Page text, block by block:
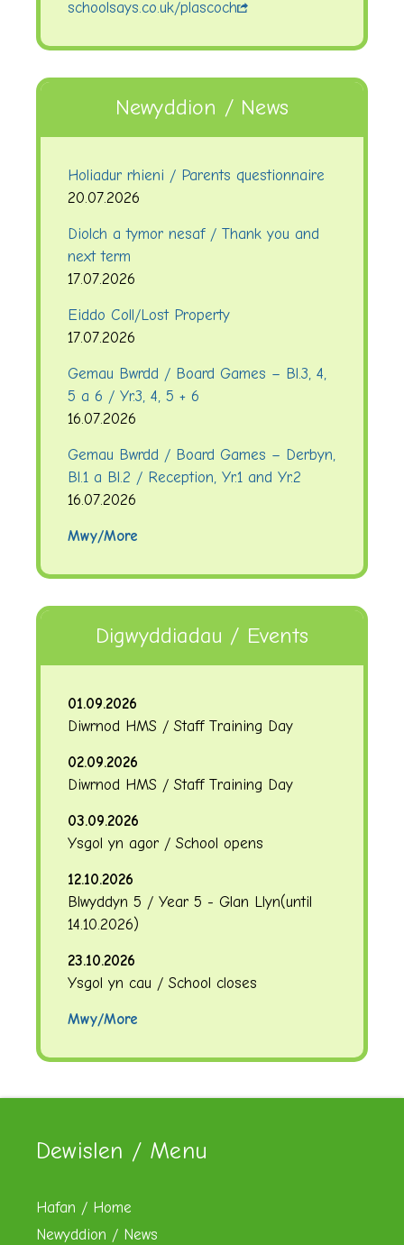
schoolsays.co.uk/plascoch
Newyddion / News
Holiadur rhieni / Parents questionnaire
20.07.2026
Diolch a tymor nesaf / Thank you and
next term
17.07.2026
Eiddo Coll/Lost Property
17.07.2026
Gemau Bwrdd / Board Games – Bl.3, 4,
5 a 6 / Yr.3, 4, 5 + 6
16.07.2026
Gemau Bwrdd / Board Games – Derbyn,
Bl.1 a Bl.2 / Reception, Yr.1 and Yr.2
16.07.2026
Mwy/More
Digwyddiadau / Events
01.09.2026
Diwrnod HMS / Staff Training Day
02.09.2026
Diwrnod HMS / Staff Training Day
03.09.2026
Ysgol yn agor / School opens
12.10.2026
Blwyddyn 5 / Year 5 - Glan Llyn(until
14.10.2026)
23.10.2026
Ysgol yn cau / School closes
Mwy/More
Dewislen / Menu
Hafan / Home
Newyddion / News